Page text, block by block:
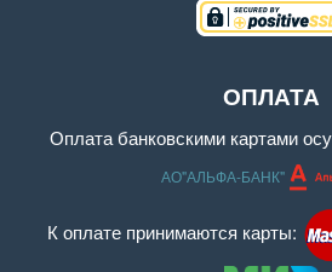
ОПЛАТА
Оплата банковскими картами
АО"АЛЬФА-БАНК"
К оплате принимаются карты: